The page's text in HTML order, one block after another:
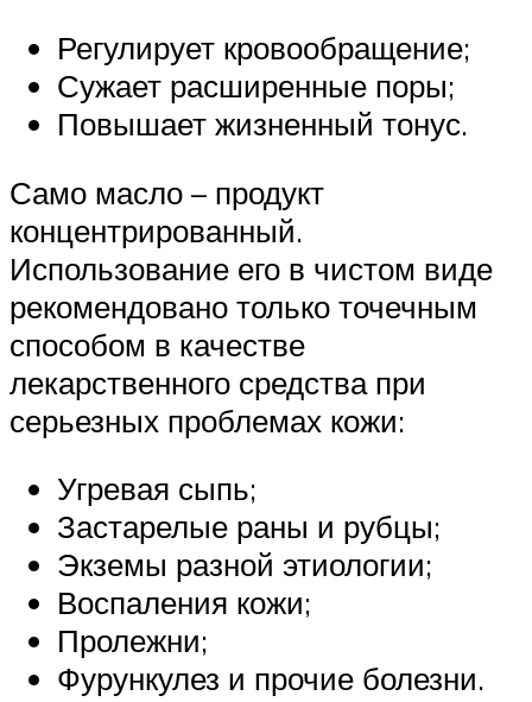
Регулирует кровообращение;
Сужает расширенные поры;
Повышает жизненный тонус.
Само масло – продукт
концентрированный.
Использование его в чистом виде
рекомендовано только точечным
способом в качестве
лекарственного средства при
серьезных проблемах кожи:
Угревая сыпь;
Застарелые раны и рубцы;
Экземы разной этиологии;
Воспаления кожи;
Пролежни;
Фурункулез и прочие болезни.